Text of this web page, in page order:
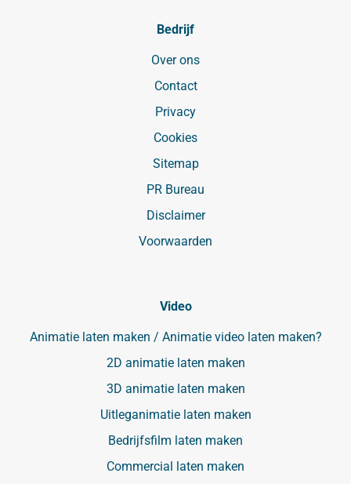
Bedrijf
Over ons
Contact
Privacy
Cookies
Sitemap
PR Bureau
Disclaimer
Voorwaarden
Video
Animatie laten maken / Animatie video laten maken?
2D animatie laten maken
3D animatie laten maken
Uitleganimatie laten maken
Bedrijfsfilm laten maken
Commercial laten maken